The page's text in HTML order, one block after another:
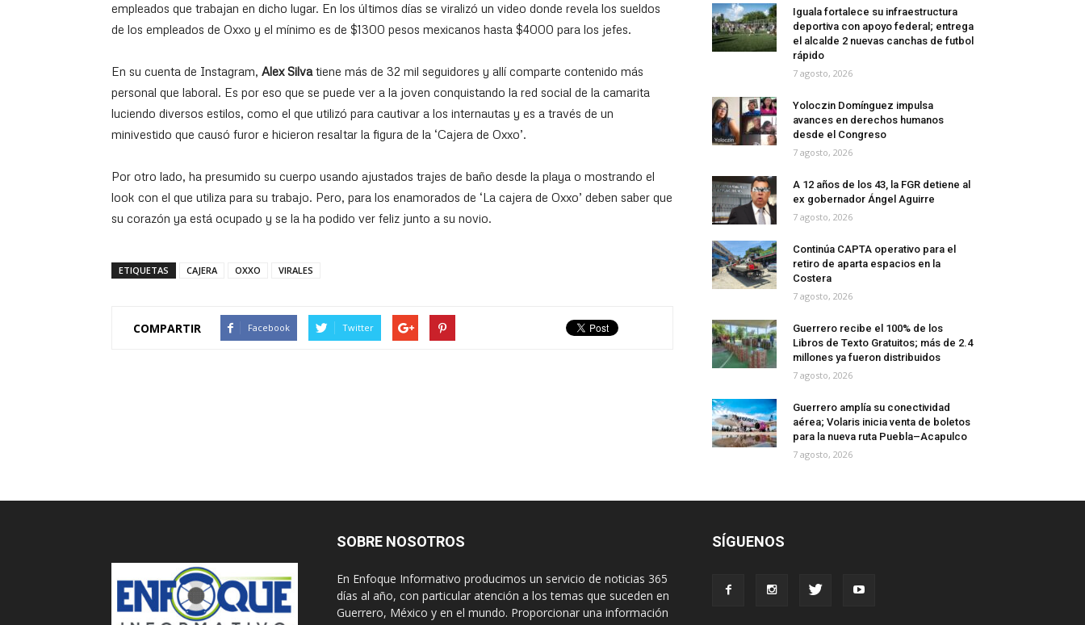
empleados que trabajan en dicho lugar. En los últimos días se viralizó un video donde revela los sueldos
de los empleados de Oxxo y el mínimo es de $1300 pesos mexicanos hasta $4000 para los jefes.
En su cuenta de Instagram, Alex Silvatiene más de 32 mil seguidores y allí comparte contenido más
personal que laboral. Es por eso que se puede ver a la joven conquistando la red social de la camarita
luciendo diversos estilos, como el que utilizó para cautivar a los internautas y es a través de un
minivestido que causó furor e hicieron resaltar la figura de la ‘Cajera de Oxxo’.
Por otro lado, ha presumido su cuerpo usando ajustados trajes de baño desde la playa o mostrando el
look con el que utiliza para su trabajo. Pero, para los enamorados de ‘La cajera de Oxxo’ deben saber que
su corazón ya está ocupado y se la ha podido ver feliz junto a su novio.
ETIQUETAS CAJERA OXXO VIRALES
COMPARTIR Facebook Twitter
Iguala fortalece su infraestructura
deportiva con apoyo federal; entrega
el alcalde 2 nuevas canchas de futbol
rápido
7 agosto, 2026
Yoloczin Domínguez impulsa
avances en derechos humanos
desde el Congreso
7 agosto, 2026
A 12 años de los 43, la FGR detiene al
ex gobernador Ángel Aguirre
7 agosto, 2026
Continúa CAPTA operativo para el
retiro de aparta espacios en la
Costera
7 agosto, 2026
Guerrero recibe el 100% de los
Libros de Texto Gratuitos; más de 2.4
millones ya fueron distribuidos
7 agosto, 2026
Guerrero amplía su conectividad
aérea; Volaris inicia venta de boletos
para la nueva ruta Puebla–Acapulco
7 agosto, 2026
SOBRE NOSOTROS
En Enfoque Informativo producimos un servicio de noticias 365
días al año, con particular atención a los temas que suceden en
Guerrero, México y en el mundo. Proporcionar una información
SÍGUENOS